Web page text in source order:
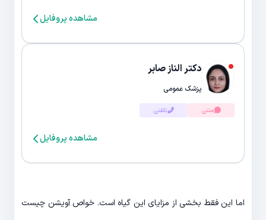
مشاهده پروفایل
دکتر الناز صابر
پزشک عمومی
متنی تلفنی
مشاهده پروفایل
اما این فقط بخشی از مزایای این گیاه است. خواص آویشن چیست